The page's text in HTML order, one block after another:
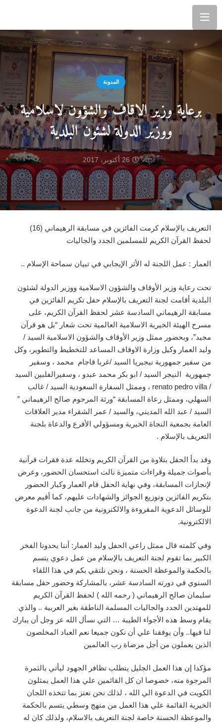
المدونة
برعاية وزير الاقاف والشؤون لاسلامية
ووزير الدولة لشئون البلدية
26 أكتوبر، 2017
التعريف بالإسلام كرمت الفائزين في مسابقة الرهيماني (16)
لحفظ القرآن الكريم للمسلمين الجدد والجاليات
العمار : عمل اللجنة له الأثر الإيجابي في تبيان سماحة الإسلام ..
تحت رعاية وزير الأوقاف والشؤون الاسلامية ووزير الدولة لشئون
البلدية أقامت لجنة التعريف بالإسلام حفل تكريم الفائزين في
مسابقة الرهيماني السادسة عشر لحفظ القرآن الكريم، على
مسرح الهيئة الخيرية الاسلامية العالمية تحت شعار “بل هو قرآن
مجيد”، وبحضور ممثل وزير الأوقاف والشؤون الاسلامية السيد /
وليد العمار وكيل وزارة الاوقاف المساعد للتخطيط والتطوير، وكل
من سفير جمهورية نيجيريا السيد /غربا قاجام محمد ، وسفير
جمهورية النيجر السيد / ابو بكر محمد عبدو ، وسفيرالفلبين السيد
/ renato pedro villa ، وممثل السفارة السعودية السيد / غالب
السهلي، وممثل رعاة المسابقة “ورثة المرحوم صالح الرهيماني ”
السيد / عبد الله المديني، والسيد / عمر الشقراء مدير العلاقات
العامة بجمعية النجاة الخيرية ومسؤولي الأفرع والدعاة بلجنة
التعريف بالإسلام .
وقد بدأ الحفل بتلاوة من القرآن الكريم وتخلله عدة فقرات قرآنية
بأصوات جميلة وقراءات متميزة نالت استحسان الحضور، وعرض
لإنجازات المسابقة، وفي نهاية الحفل قام العمار وكبار الحضور
بتكريم الفائزين وتوزيع الجوائز والشهادات عليهم، كما أقيم معرض
للوسائل الدعوية المقروءة والالكترونية من جانب لجنة الدعوة
الالكترونية.
وفي كلمته قال ممثل راعي الحفل وليد العمار: أننا يحدونا الفخر
الكبير بما تقوم لجنة التعريف بالإسلام من عمل دعوي يتسم
بالحكمة والموعظة الحسنة ، ونحن نلتقي بكم في هذا اللقاء
السنوي في دورته السادسة عشر، بالمشاركة وحضور حفل مسابقة
سليمان صالح الرهيماني ( رحمه الله ) لحفظ القرآن الكريم
للمهتدين الجدد والجاليات المسلمة الناطقة بغير العربية .. والذي
يقام وسط هذه الأجواء الطيبة … التي نسأل الله عز وجل أن يبارك
لنا فيها.. وأن يوفقنا علي أن نكون جميعا نعم العباد المخلصون
الذين يعملون من أجل مرضاة رب العالمين
مؤكدا إن هذا العمل الجليل يتطلب تظافر الجهود ليأتي بالثمرة
المرجوة منه، خصوصا ان كل القائمين علي هذا العمل يمثلون
الكويت في الدعوة الي الله ، لذلك نحن نعتز بما تتخذه اللجان
الخيرية القائمة علي هذا العمل من منهج وسطي يتسم بالحكمة
والموعظة الحسنة خاصة لجنة التعريف بالاسلام، ولذلك كان له